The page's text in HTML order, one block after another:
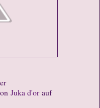
Juka d'orauf